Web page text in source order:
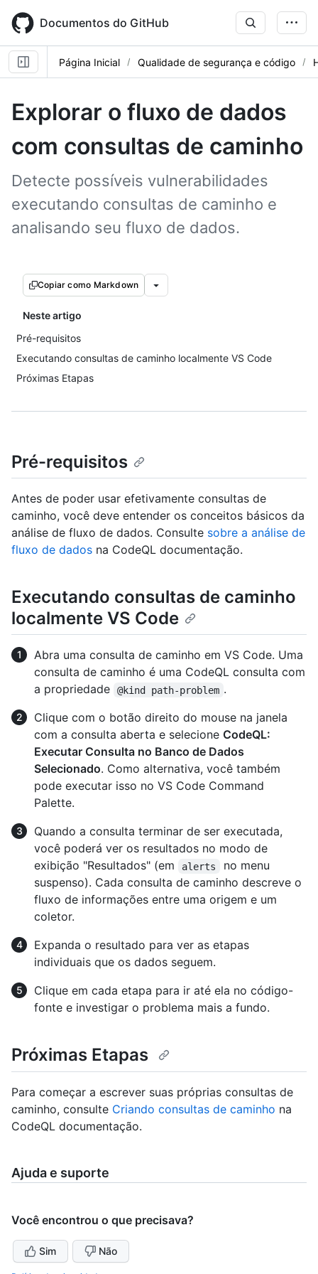
main
content
Documentos do GitHub
Página Inicial Qualidade de segurança e código
Explorar o fluxo de dados
com consultas de caminho
Detecte possíveis vulnerabilidades
executando consultas de caminho e
analisando seu fluxo de dados.
Copiar como Markdown
Neste artigo
Pré-requisitos
Executando consultas de caminho localmente VS Code
Próximas Etapas
Pré-requisitos
Antes de poder usar efetivamente consultas de
caminho, você deve entender os conceitos básicos da
análise de fluxo de dados. Consulte sobre a análise de
fluxo de dados na CodeQL documentação.
Executando consultas de caminho
localmente VS Code
Abra uma consulta de caminho em VS Code. Uma
consulta de caminho é uma CodeQL consulta com
a propriedade
@kind path-problem .
Clique com o botão direito do mouse na janela
com a consulta aberta e selecione CodeQL:
Executar Consulta no Banco de Dados
Selecionado. Como alternativa, você também
pode executar isso no VS Code Command
Palette.
Quando a consulta terminar de ser executada,
você poderá ver os resultados no modo de
exibição "Resultados" (em
alerts
no menu
suspenso). Cada consulta de caminho descreve o
fluxo de informações entre uma origem e um
coletor.
Expanda o resultado para ver as etapas
individuais que os dados seguem.
Clique em cada etapa para ir até ela no código-
fonte e investigar o problema mais a fundo.
Próximas Etapas
Para começar a escrever suas próprias consultas de
caminho, consulte Criando consultas de caminho na
CodeQL documentação.
Ajuda e suporte
Você encontrou o que precisava?
Sim Não